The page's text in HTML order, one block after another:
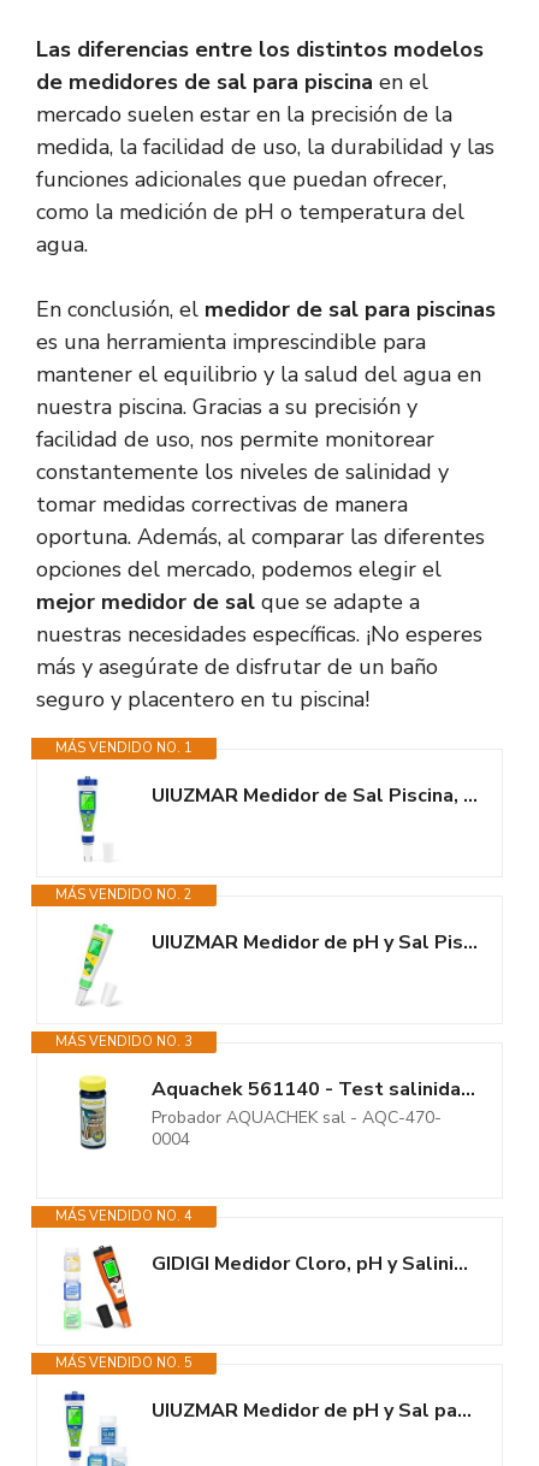
Las diferencias entre los distintos modelos
de medidores de sal para piscina en el
mercado suelen estar en la precisión de la
medida, la facilidad de uso, la durabilidad y las
funciones adicionales que puedan ofrecer,
como la medición de pH o temperatura del
agua.
En conclusión, el medidor de sal para piscinas
es una herramienta imprescindible para
mantener el equilibrio y la salud del agua en
nuestra piscina. Gracias a su precisión y
facilidad de uso, nos permite monitorear
constantemente los niveles de salinidad y
tomar medidas correctivas de manera
oportuna. Además, al comparar las diferentes
opciones del mercado, podemos elegir el
mejor medidor de sal que se adapte a
nuestras necesidades específicas. ¡No esperes
más y asegúrate de disfrutar de un baño
seguro y placentero en tu piscina!
MÁS VENDIDO NO. 1
UIUZMAR Medidor de Sal Piscina, Medidor Salinidad y pH para Piscina, 5 en 1...
MÁS VENDIDO NO. 2
UIUZMAR Medidor de pH y Sal Piscina Salina, Test de Salinidad para...
MÁS VENDIDO NO. 3
Aquachek 561140 - Test salinidad ,10 lengüetas
Probador AQUACHEK sal - AQC-470-
0004
MÁS VENDIDO NO. 4
GIDIGI Medidor Cloro, pH y Salinidad Piscinas, 7 en 1 pH, FAC, Sal, ORP,...
MÁS VENDIDO NO. 5
UIUZMAR Medidor de pH y Sal para Piscinas con Solución de Calibración,...